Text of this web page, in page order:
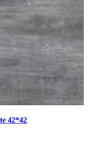
42*42